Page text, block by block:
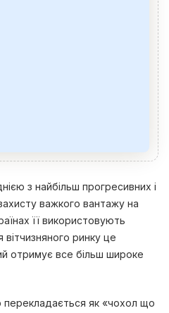
з найбільш прогресивних і
важкого вантажу на
її використовують
ринку це
отримує все більш широке
перекладається як «чохол що